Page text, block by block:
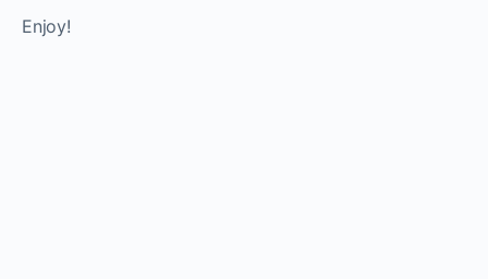
Enjoy!